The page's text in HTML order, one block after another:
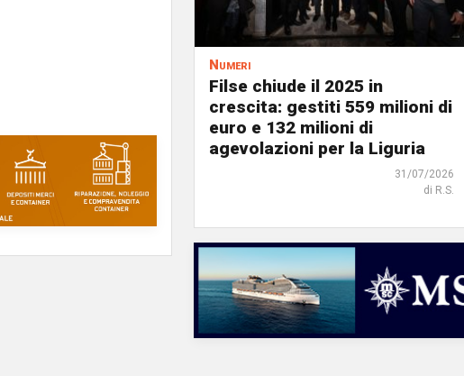
Numeri
Filse chiude il 2025 in
crescita: gestiti 559 milioni di
euro e 132 milioni di
agevolazioni per la Liguria
31/07/2026
di R.S.